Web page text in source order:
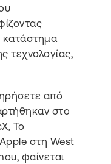
κατάστημα
τεχνολογίας,
από
στο
Το
στη West
φαίνεται